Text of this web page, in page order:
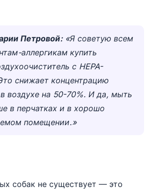
Петровой:«Я советую всем
аллергикам купить
с HEPA-
снижает концентрацию
в воздухе на 50-70%. И да, мыть
в перчатках и в хорошо
помещении.»
собак не существует — это